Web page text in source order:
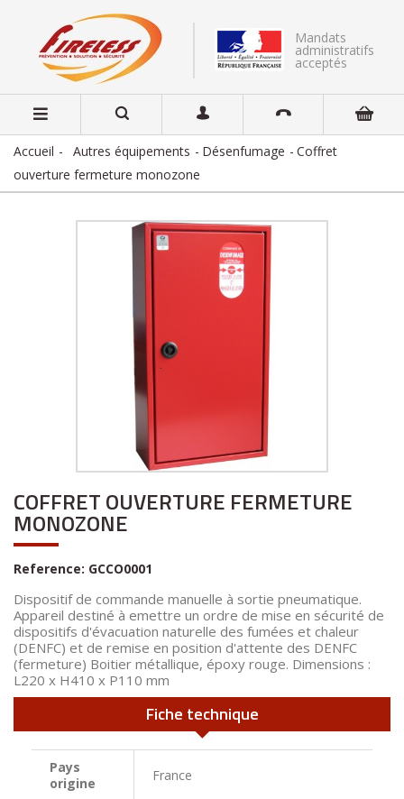
Mandats
administratifs
acceptés
Accueil Autres équipements Désenfumage
Coffret
ouverture fermeture monozone
COFFRET OUVERTURE FERMETURE
MONOZONE
Reference: GCCO0001
Dispositif de commande manuelle à sortie pneumatique.
Appareil destiné à emettre un ordre de mise en sécurité de
dispositifs d'évacuation naturelle des fumées et chaleur
(DENFC) et de remise en position d'attente des DENFC
(fermeture) Boitier métallique, époxy rouge. Dimensions :
L220 x H410 x P110 mm
Fiche technique
Pays
origine
France